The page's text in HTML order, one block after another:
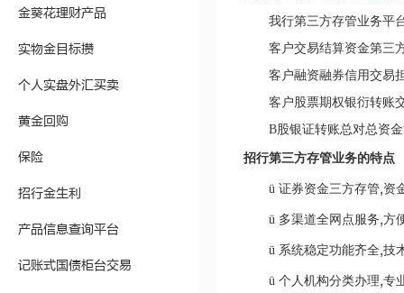
金葵花理财产品
实物金目标攒
个人实盘外汇买卖
黄金回购
保险
招行金生利
产品信息查询平台
记账式国债柜台交易
我行第三方存管业务平
客户交易结算资金第三
客户融资融券信用交易
客户股票期权银衍转账
B股银证转账总对总资
招行第三方存管业务的特点
ü 证券资金三方存管,资
ü 多渠道全网点服务,方
ü 系统稳定功能齐全,技
ü 个人机构分类办理,专